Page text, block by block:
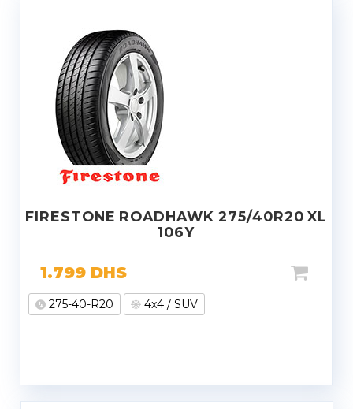
FIRESTONE ROADHAWK 275/40R20 XL
106Y
1.799 DHS
275-40-R20 4x4 / SUV